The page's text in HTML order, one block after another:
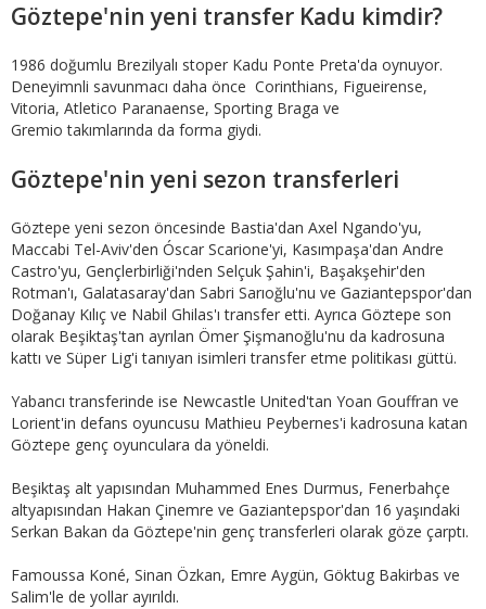
Göztepe'nin yeni transfer Kadu kimdir?
1986 doğumlu Brezilyalı stoper Kadu Ponte Preta'da oynuyor.
Deneyimnli savunmacı daha önce Corinthians, Figueirense,
Vitoria, Atletico Paranaense, Sporting Braga ve
Gremio takımlarında da forma giydi.
Göztepe'nin yeni sezon transferleri
Göztepe yeni sezon öncesinde Bastia'dan Axel Ngando'yu,
Maccabi Tel-Aviv'den Óscar Scarione'yi, Kasımpaşa'dan Andre
Castro'yu, Gençlerbirliği'nden Selçuk Şahin'i, Başakşehir'den
Rotman'ı, Galatasaray'dan Sabri Sarıoğlu'nu ve Gaziantepspor'dan
Doğanay Kılıç ve Nabil Ghilas'ı transfer etti. Ayrıca Göztepe son
olarak Beşiktaş'tan ayrılan Ömer Şişmanoğlu'nu da kadrosuna
kattı ve Süper Lig'i tanıyan isimleri transfer etme politikası güttü.
Yabancı transferinde ise Newcastle United'tan Yoan Gouffran ve
Lorient'in defans oyuncusu Mathieu Peybernes'i kadrosuna katan
Göztepe genç oyunculara da yöneldi.
Beşiktaş alt yapısından Muhammed Enes Durmus, Fenerbahçe
altyapısından Hakan Çinemre ve Gaziantepspor'dan 16 yaşındaki
Serkan Bakan da Göztepe'nin genç transferleri olarak göze çarptı.
Famoussa Koné, Sinan Özkan, Emre Aygün, Göktug Bakirbas ve
Salim'le de yollar ayırıldı.